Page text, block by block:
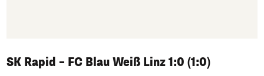
SK Rapid – FC Blau Weiß Linz 1:0 (1:0)